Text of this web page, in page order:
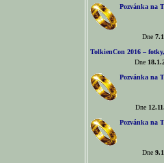
Pozvánka na
Dne
TolkienCon 2016 –
Dne
Pozvánka na
Dne
Pozvánka na
Dne